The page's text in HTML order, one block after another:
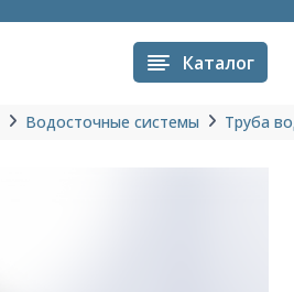
Каталог
Водосточные системы Труба